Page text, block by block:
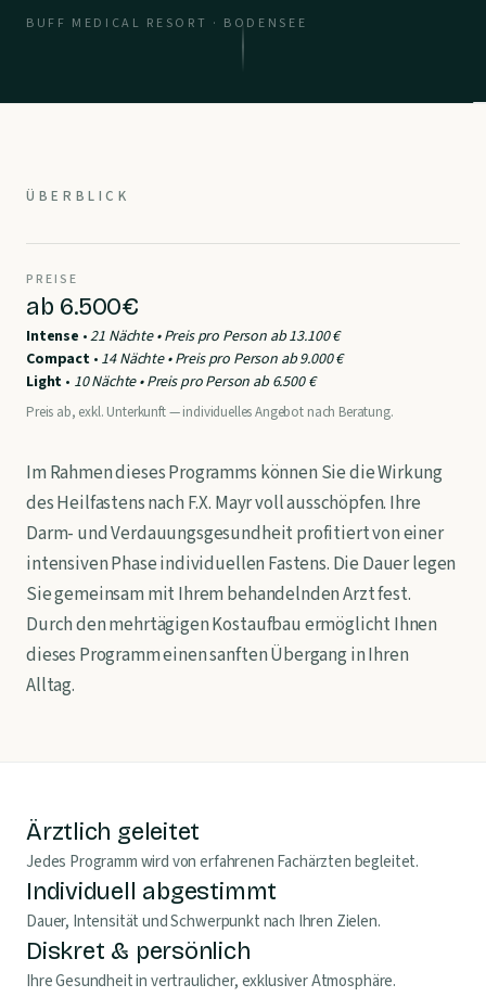
BUFF MEDICAL RESORT · BODENSEE
ÜBERBLICK
PREISE
ab 6.500€
Intense •21 Nächte • Preis pro Person ab 13.100 €
Compact• 14 Nächte • Preis pro Person ab 9.000 €
Light • 10 Nächte • Preis pro Person ab 6.500 €
Preis ab, exkl. Unterkunft — individuelles Angebot nach Beratung.
Im Rahmen dieses Programms können Sie die Wirkung
des Heilfastens nach F.X. Mayr voll ausschöpfen. Ihre
Darm- und Verdauungsgesundheit profitiert von einer
intensiven Phase individuellen Fastens. Die Dauer legen
Sie gemeinsam mit Ihrem behandelnden Arzt fest.
Durch den mehrtägigen Kostaufbau ermöglicht Ihnen
dieses Programm einen sanften Übergang in Ihren
Alltag.
Ärztlich geleitet
Jedes Programm wird von erfahrenen Fachärzten begleitet.
Individuell abgestimmt
Dauer, Intensität und Schwerpunkt nach Ihren Zielen.
Diskret & persönlich
Ihre Gesundheit in vertraulicher, exklusiver Atmosphäre.